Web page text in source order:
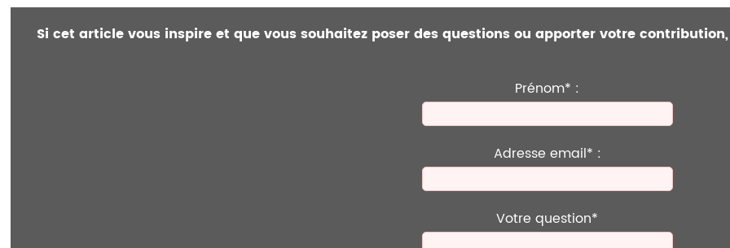
Si cet article vous inspire et que vous souhaitez poser des questions ou apporter votre
Prénom* :
Adresse email* :
Votre question*